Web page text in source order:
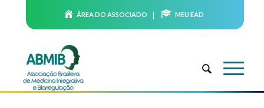
ÁREA DO ASSOCIADO MEU EAD